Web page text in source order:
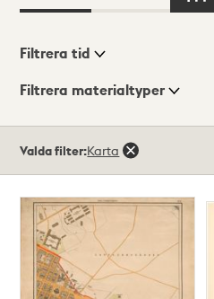
Visningsläge
Filtrera tid
Filtrera materialtyper
träffar
Valda filter:Karta